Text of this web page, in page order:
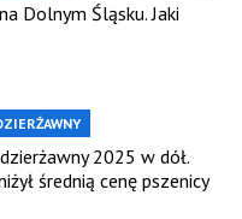
Dolnym Śląsku. Jaki
2025 w dół.
średnią cenę pszenicy